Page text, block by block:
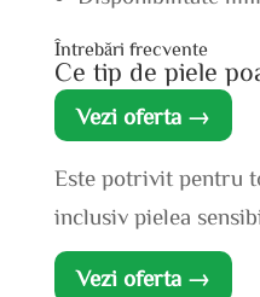
Întrebări frecvente
Ce tip de piele
Vezi oferta →
Este potrivit pentru
inclusiv pielea
Vezi oferta →